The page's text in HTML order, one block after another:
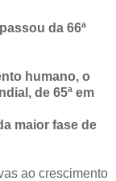
da 66ª
humano, o
de 65ª em
maior fase de
ao crescimento